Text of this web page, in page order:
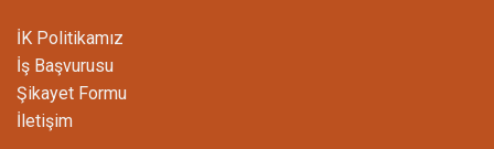
İK Politikamız
İş Başvurusu
Şikayet Formu
İletişim